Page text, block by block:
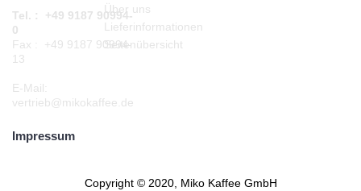
Tel. : +49 9187 90994-
0
Fax : +49 9187 90994-
13
E-Mail:
vertrieb@mikokaffee.de
Über uns
Lieferinformationen
Seitenübersicht
Impressum
Copyright © 2020, Miko Kaffee GmbH